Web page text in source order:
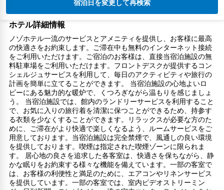
宿泊日を変更して再検索
ホテル詳細情報
ノゾホテル一流のサービスとアメニティを提供し、お客様に最高
の快適さをお約束します。ご滞在中も無料のインターネット接続
をご利用いただけます。ご宿泊のお客様は、直接当宿泊施設の無
料駐車場をご利用いただけます。フロントデスクが提供するコン
シェルジュサービスを利用して、毎日のアクティビティや旅行の
計画を簡単に立てることができます。 当宿泊施設の心地よいロ
ビーにある魅力的な暖炉で、くつろぎながら温もりを感じましょ
う。 当宿泊施設では、館内のランドリーサービスを利用すること
で、お気に入りの旅行着を清潔に保つことができるため、持参す
る衣類を少なくすることができます。リラックスが必要な方のた
めに、ご滞在がより快適で楽しくなるよう、ルームサービスをご
用意しております。当宿泊施設は完全禁煙で、風通しの良い環境
を提供しております。喫煙は指定された喫煙ゾーンに限られま
す。 居心地の良さを追求した各客室は、快適さを保ちながら、静
かな眠りをお約束する様々な機能を備えています。一部の客室で
は、お客様の利便性と満足のために、エアコンやリネンサービス
を提供しています。一部の客室では、室内ビデオストリーミン